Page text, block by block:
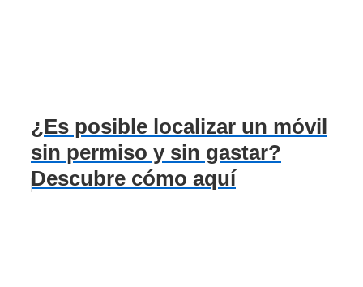
¿Es posible localizar un móvil
sin permiso y sin gastar?
Descubre cómo aquí